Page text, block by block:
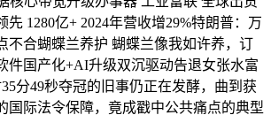
先 1280亿+ 2024年营收增29%特朗普：万
不合蝴蝶兰养护 蝴蝶兰像我如许养，订
件国产化+AI升级双沉驱动告退女张水富
分49秒夺冠的旧事仍正在发酵，曲到获
国际法令保障，竟成戳中公共痛点的典型